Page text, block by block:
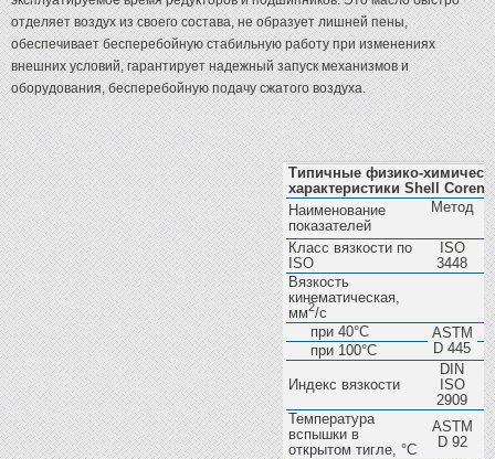
отделяет воздух из своего состава, не образует лишней пены,
обеспечивает бесперебойную стабильную работу при изменениях
внешних условий, гарантирует надежный запуск механизмов и
оборудования, бесперебойную подачу сжатого воздуха.
Типичные физико-
характеристики Shell
Наименование
показателей
Метод
Класс вязкости по
ISO
ISO
3448
Вязкость
кинематическая,
мм2/с
при 40°C
ASTM
D 445
при 100°C
Индекс вязкости
DIN
ISO
2909
Температура
вспышки в
открытом тигле, °С
ASTM
D 92